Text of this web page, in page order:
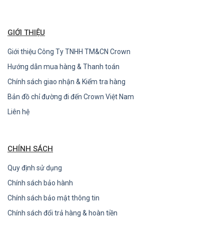
GIỚI THIỆU
Giới thiệu Công Ty TNHH TM&CN Crown
Hướng dẫn mua hàng & Thanh toán
Chính sách giao nhận & Kiểm tra hàng
Bản đồ chỉ đường đi đến Crown Việt Nam
Liên hệ
CHÍNH SÁCH
Quy định sử dụng
Chính sách bảo hành
Chính sách bảo mật thông tin
Chính sách đổi trả hàng & hoàn tiền